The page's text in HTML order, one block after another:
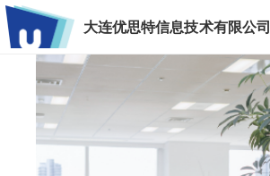
大连优思特信息技术有限公司